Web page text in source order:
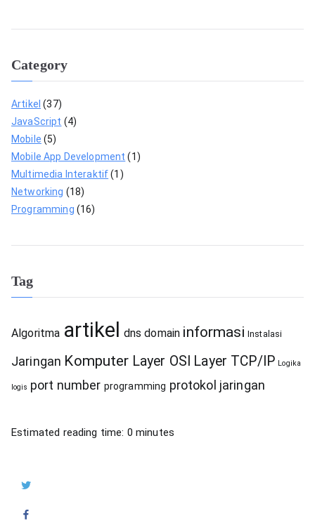
Category
Artikel (37)
JavaScript (4)
Mobile (5)
Mobile App Development (1)
Multimedia Interaktif(1)
Networking (18)
Programming (16)
Tag
Algoritma artikel dns domain informasi Instalasi
Jaringan Komputer Layer OSI Layer TCP/IP Logika
logis port number programming protokol jaringan
Estimated reading time: 0 minutes